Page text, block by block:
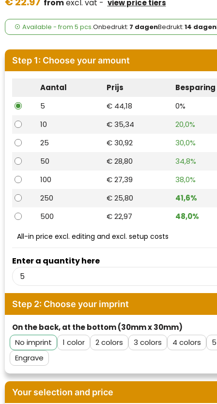
Fresh 'n Rebel
GolfOriginals
James Harvest
Kingcap
MyKit
Ocean Bottle
Parker
fromexcl. vat - view price tiers
Available - from 5 pcs.Onbedrukt: 7 dagenBedrukt:14 dagen
Step 1: Choose your amount
Aantal Prijs
Besparing
5
€ 44,18
0%
10
€ 35,34
20,0%
25
€ 30,92
30,0%
50
€ 28,80
34,8%
100
€ 27,39
38,0%
250
€ 25,80
41,6%
500
€ 22,97 48,0%
Enter a quantity here
All-in price excl. editing and excl. setup costs
Step 2: Choose your imprint
On the back, at the bottom (30mm x 30mm)
No imprint
1 2 3 4
5
Engrave
Your selection and price